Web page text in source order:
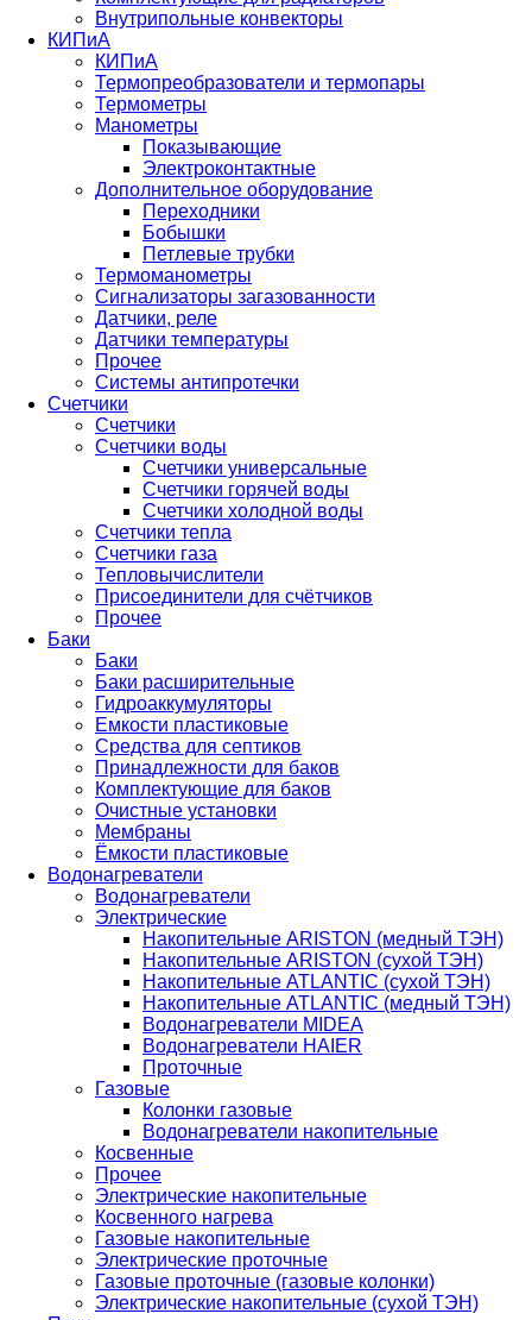
Внутрипольные конвекторы
КИПиА
КИПиА
Термопреобразователи и термопары
Термометры
Манометры
Показывающие
Электроконтактные
Дополнительное оборудование
Переходники
Бобышки
Петлевые трубки
Термоманометры
Сигнализаторы загазованности
Датчики, реле
Датчики температуры
Прочее
Системы антипротечки
Счетчики
Счетчики
Счетчики воды
Счетчики универсальные
Счетчики горячей воды
Счетчики холодной воды
Счетчики тепла
Счетчики газа
Тепловычислители
Присоединители для счётчиков
Прочее
Баки
Баки
Баки расширительные
Гидроаккумуляторы
Емкости пластиковые
Средства для септиков
Принадлежности для баков
Комплектующие для баков
Очистные установки
Мембраны
Ёмкости пластиковые
Водонагреватели
Водонагреватели
Электрические
Накопительные ARISTON (медный ТЭН)
Накопительные ARISTON (сухой ТЭН)
Накопительные ATLANTIC (сухой ТЭН)
Накопительные ATLANTIC (медный ТЭН)
Водонагреватели MIDEA
Водонагреватели HAIER
Проточные
Газовые
Колонки газовые
Водонагреватели накопительные
Косвенные
Прочее
Электрические накопительные
Косвенного нагрева
Газовые накопительные
Электрические проточные
Газовые проточные (газовые колонки)
Электрические накопительные (сухой ТЭН)